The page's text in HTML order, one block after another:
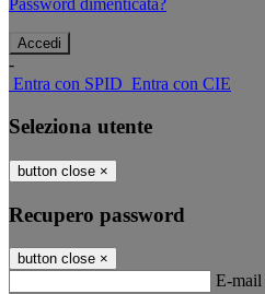
Password dimenticata?
-
Entra con SPID Entra con CIE
Seleziona utente
button close ×
Recupero password
button close ×
E-mail